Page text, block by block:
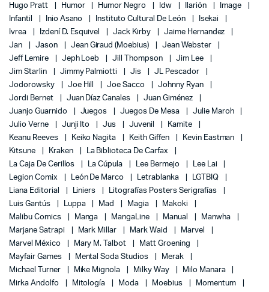
Hugo Pratt
Humor Humor Negro Idw Ilarión
Image
Infantil
Inio Asano Instituto Cultural De León
Isekai
Ivrea
Izdení D. Esquivel Jack Kirby
Jaime Hernandez
Jan
Jason Jean Giraud (Moebius)
Jean Webster
Jeff Lemire
Jeph Loeb Jill Thompson
Jim Lee
Jim Starlin
Jimmy Palmiotti Jis
JL Pescador
Jodorowsky
Joe Hill Joe Sacco
Johnny Ryan
Jordi Bernet
Juan Díaz Canales
Juan Giménez
Juanjo Guarnido
Juegos Juegos De Mesa
Julie Maroh
Julio Verne
Junji Ito Jus Juvenil
Kamite
Keanu Reeves
Keiko Nagita Keith Giffen
Kevin Eastman
Kitsune
Kraken
La Biblioteca De Carfax
La Caja De Cerillos
La Cúpula Lee Bermejo
Lee Lai
Legion Comix
León De Marco Letrablanka
LGTBIQ
Liana Editorial
Liniers
Litografías Posters Serigrafías
Luis Gantús
Luppa Mad Magia
Makoki
Malibu Comics
Manga MangaLine Manual
Manwha
Marjane Satrapi
Mark Millar Mark Waid
Marvel
Marvel México
Mary M. Talbot
Matt Groening
Mayfair Games
Mental Soda Studios
Merak
Michael Turner
Mike Mignola Milky Way
Milo Manara
Mirka Andolfo
Mitología Moda Moebius
Momentum